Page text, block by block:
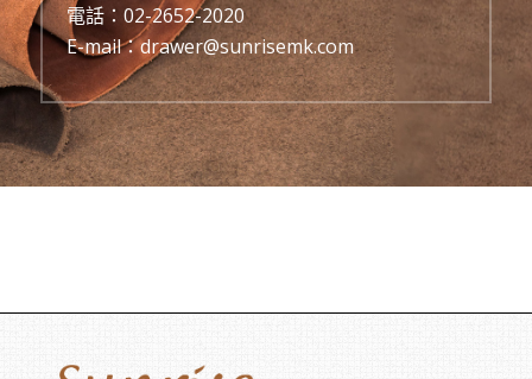
電話： 02-2652-2020
E-mail：drawer@sunrisemk.com